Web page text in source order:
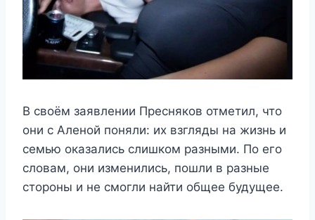
В своём заявлении Пресняков отметил, что
они с Аленой поняли: их взгляды на жизнь и
семью оказались слишком разными. По его
словам, они изменились, пошли в разные
стороны и не смогли найти общее будущее.